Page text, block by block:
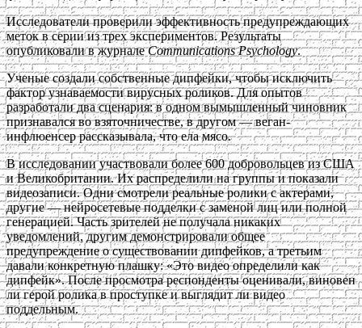
Исследователи проверили эффективность предупреждающих
меток в серии из трех экспериментов. Результаты
опубликовали в журналеCommunications Psychology.
Ученые создали собственные дипфейки, чтобы исключить
фактор узнаваемости вирусных роликов. Для опытов
разработали два сценария: в одном вымышленный чиновник
признавался во взяточничестве, в другом — веган-
инфлюенсер рассказывала, что ела мясо.
В исследовании участвовали более 600 добровольцев из США
и Великобритании. Их распределили на группы и показали
видеозаписи. Одни смотрели реальные ролики с актерами,
другие — нейросетевые подделки с заменой лиц или полной
генерацией. Часть зрителей не получала никаких
уведомлений, другим демонстрировали общее
предупреждение о существовании дипфейков, а третьим
давали конкретную плашку: «Это видео определили как
дипфейк». После просмотра респонденты оценивали, виновен
ли герой ролика в проступке и выглядит ли видео
поддельным.